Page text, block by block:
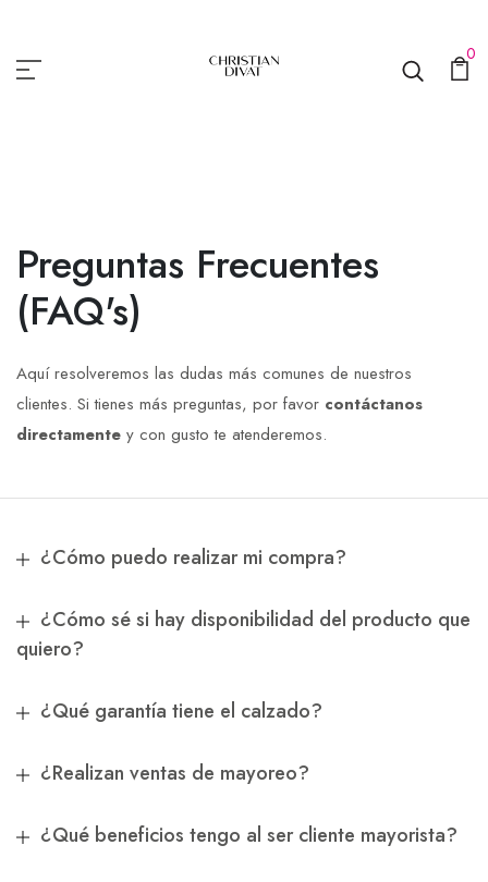
0
Preguntas Frecuentes
(FAQ's)
Aquí resolveremos las dudas más comunes de nuestros
clientes. Si tienes más preguntas, por favor contáctanos
directamente y con gusto te atenderemos.
¿Cómo puedo realizar mi compra?
¿Cómo sé si hay disponibilidad del producto que
quiero?
¿Qué garantía tiene el calzado?
¿Realizan ventas de mayoreo?
¿Qué beneficios tengo al ser cliente mayorista?